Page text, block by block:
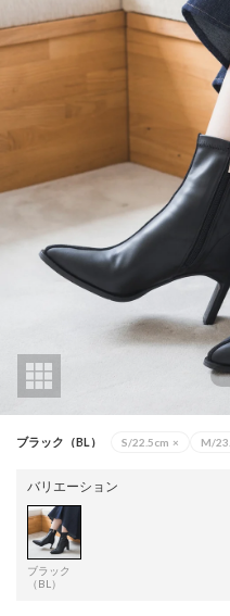
ブラック（BL） S/22.5cm × M/
バリエーション
ブラック
（BL）